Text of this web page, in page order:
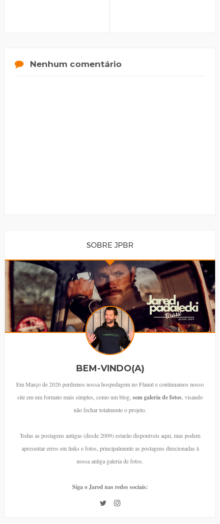
Nenhum comentário
SOBRE JPBR
BEM-VINDO(A)
Em Março de 2026 perdemos nossa hospedagem no Flaunt e continuamos nosso
site em um formato mais simples, como um blog, sem galeria de fotos , visando
não fechar totalmente o projeto.
Todas as postagens antigas (desde 2009) estarão disponíveis aqui, mas podem
apresentar erros em links e fotos, principalmente as postagens direcionadas à
nossa antiga galeria de fotos.
Siga o Jared nas redes sociais: